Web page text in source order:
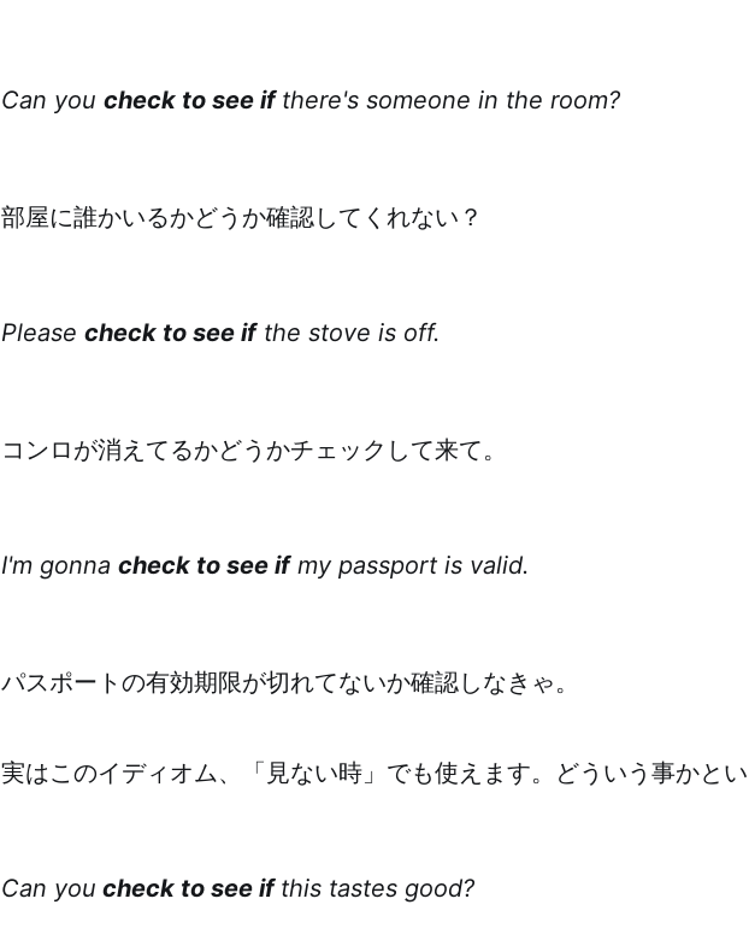
Can you check to see if there's someone in the room?
部屋に誰かいるかどうか確認してくれない？
Please check to see ifthe stove is off.
コンロが消えてるかどうかチェックして来て。
I'm gonna check to see ifmy passport is valid.
パスポートの有効期限が切れてないか確認しなきゃ。
実はこのイディオム、「見ない時」でも使えます。どういう事かと
Can you check to see if this tastes good?